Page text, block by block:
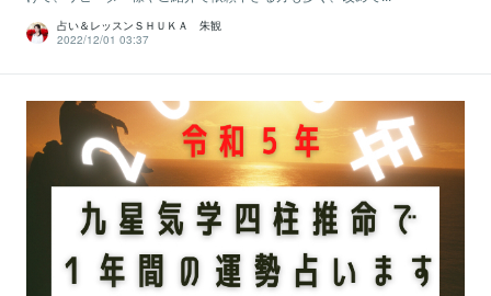
占い＆レッスンＳＨＵＫＡ 朱観
2022/12/01 03:37